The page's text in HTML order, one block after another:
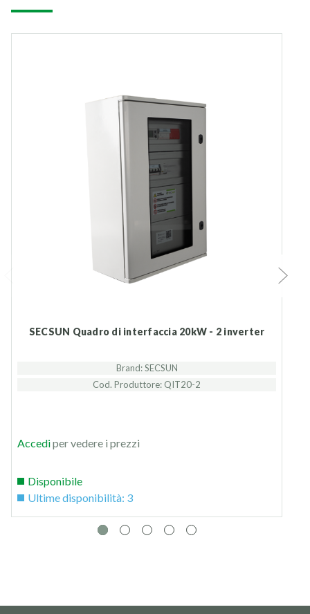
SECSUN Quadro di interfaccia 20kW - 2 inverter
Brand: SECSUN
Cod. Produttore: QIT20-2
Accediper vedere i prezzi
Disponibile
Ultime disponibilità: 3